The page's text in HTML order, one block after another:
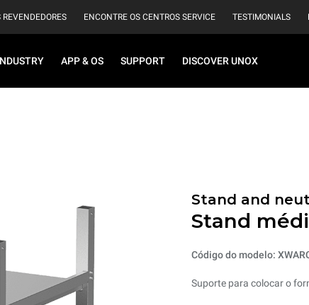
ENCONTRE OS CENTROS SERVICE TESTIMONIALS
APP & OS SUPPORT DISCOVER UNOX
Stand and
Stand
Código do modelo:
Suporte para colocar o